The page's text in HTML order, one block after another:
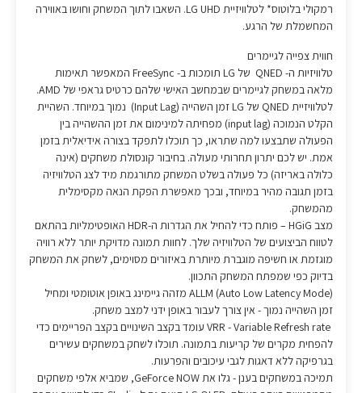
רמקולי בלוטוס* לטלוויזיית LG UHD. השאבו לתוך המשחק וחושו באווירה
המחשמלת של הרגע.
חווית צפייה לגיימרים
טלוויזיות ה- QNED של LG תומכות ב- FreeSync המאפשר תאימות
מלאה במשחק לגיימרים שבמחשב האישי שלהם כרטיס גראפי של AMD.
לטלוויזיית QNED של LG זמן השהייה (Input Lag) נמוך במיוחד. השהיית
הקלט הנמוכה (input lag) מפחיתה למינימום את זמן ההשהייה בין
הפעולה שתבצעו למה שתראו, כך תוכלו לתפקד בצורה אידיאלית בזמן
אמת. יש לכם יתרון תחרותי מעולה. בחיבור קונסולת משחקים (אינה
כלולה באריזה) כל פעולה בשלט המשחק מתורגמת מיד לצג הטלוויזיה
בזמן תגובה מהיר במיוחד, ובכך מאפשרת הפקת הנאה מקסימלית
מהמשחק.
מצב HGiG – פותח כדי להחיל את הגדרות ה-HDR האופטימליות בהתאם
לטווח הביצועים של הטלוויזיה שלך. לחוות תמונה מדויקת יותר ללא רוויה
מוגזמת או חשיפה מוגברת מיותרת באיזורים מסוימים, לשחק את המשחק
בדיוק כפי שמפתח המשחק התכוון.
ALLM (Auto Low Latency Mode) מזהה גיימינג באופן אוטומטי ומחיל
זמן השהייה נמוך - אין צורך לעבור באופן ידני למצב משחק.
VRR - Variable Refresh rate עומד בקצב השינויים בקצב הפריימים כדי
להפחית מקרים של קריעות בתמונה. תוכלו לשחק במשחקים עשירים
בגרפיקה ללא דאגות לגבי עיכובים והפרעות.
תמיכה במשחקים בענן - גלו את GeForce NOW, שמביא אלפי משחקים